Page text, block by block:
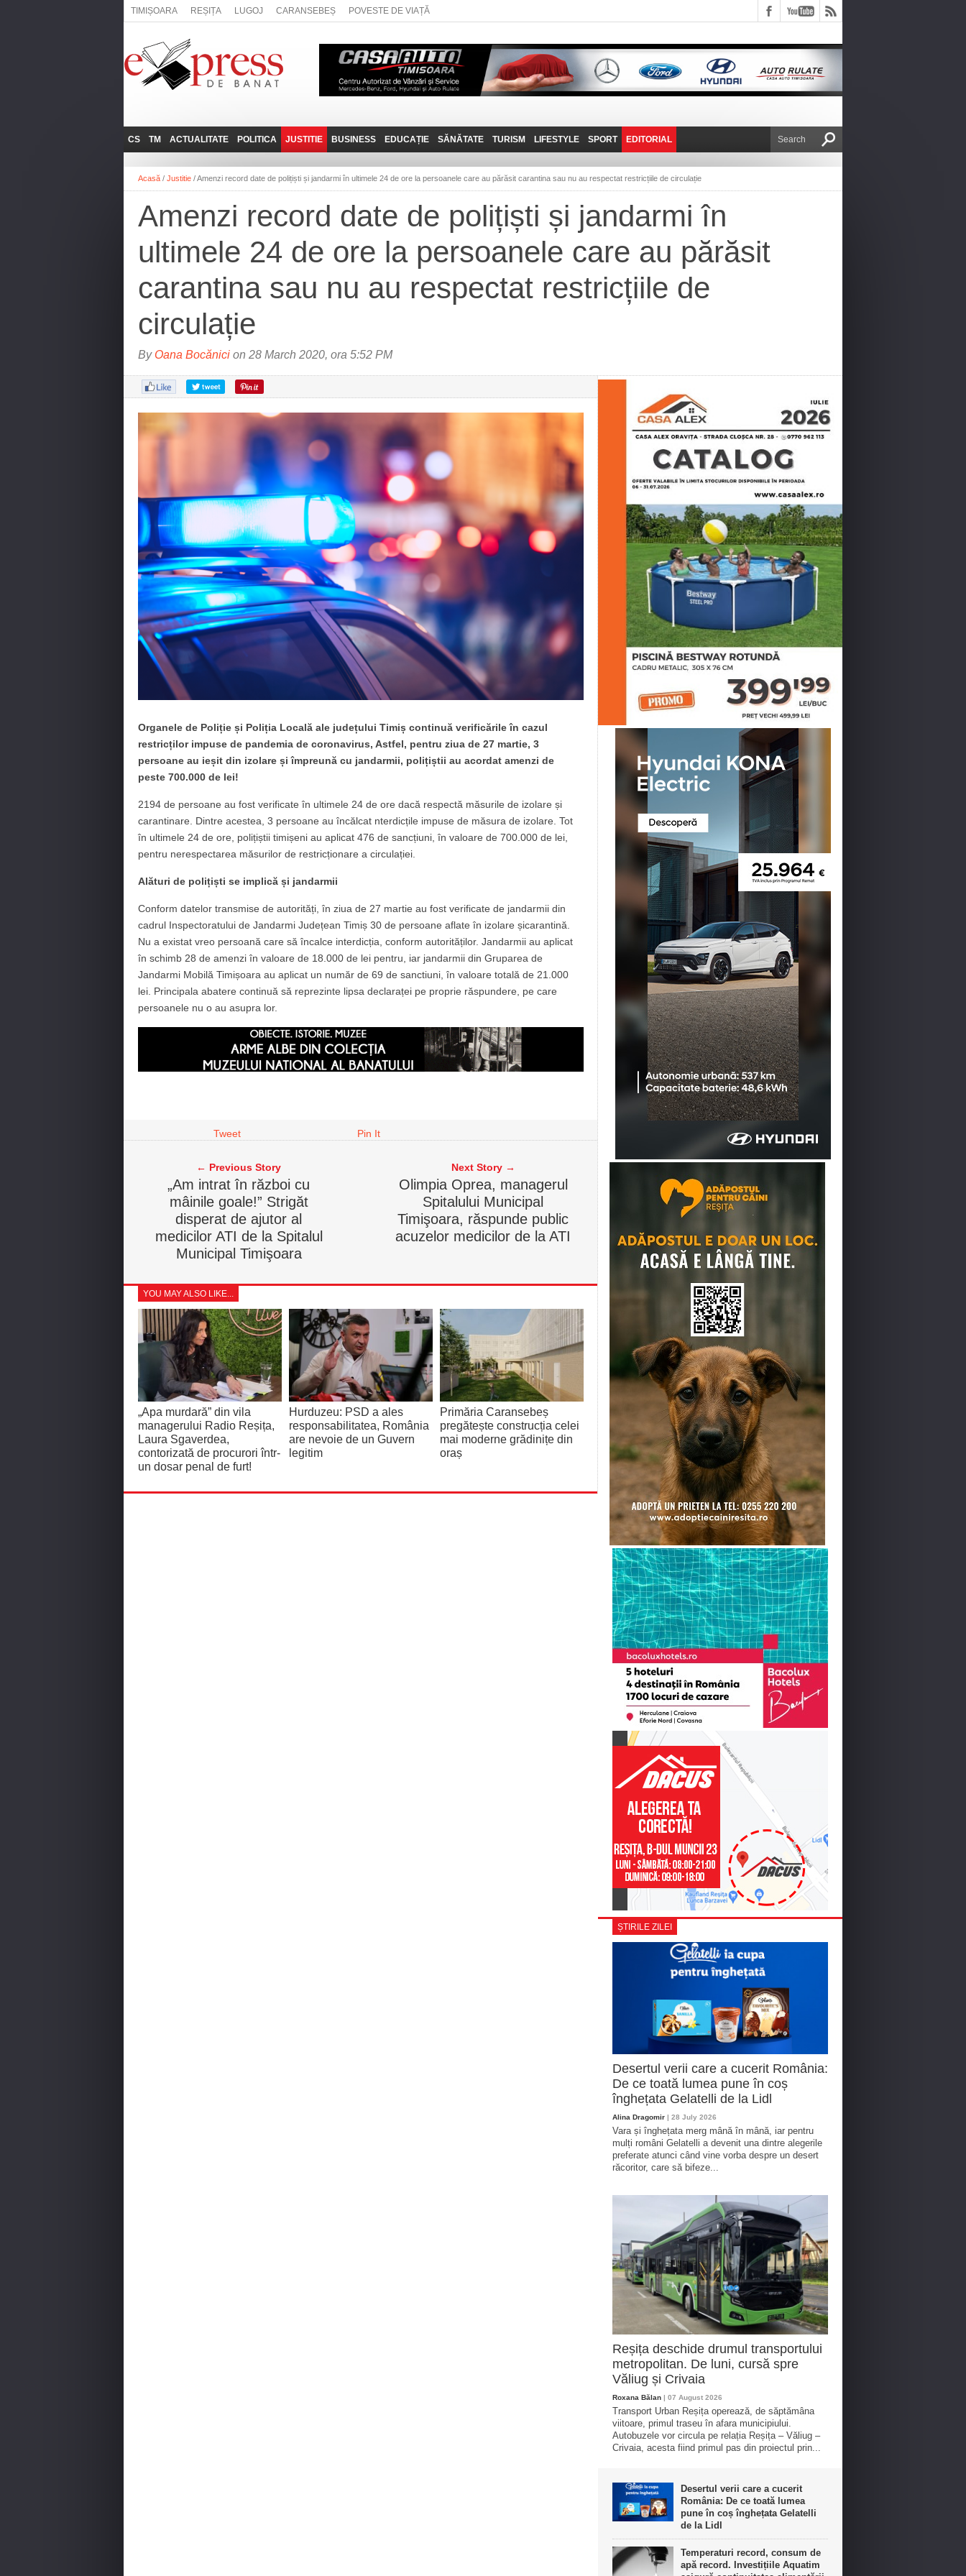
TIMIȘOARA REȘIȚA LUGOJ CARANSEBEȘ POVESTE DE VIAȚĂ
CS
REȘIȚA
CARANSEBEȘ
ANINA
BOCŞA
ORAVIȚA
OȚELU ROŞU
TM
LUGOJ
TIMIȘOARA
ACTUALITATE
ADMINISTRATIE
NAȚIONAL
SOCIAL
POLITICA
EXPRESSLIVE
INTERVIURILE
JUSTITIE BUSINESS
JOB-URI
TEHNIT
EDUCAȚIE SĂNĂTATE TURISM
PRIN MUNȚII
BANATULUI
FANTASTICUL BANAT
TRAVEL VLOG
LIFESTYLE
POVESTE DE VIAȚĂ
SPORT EDITORIAL
DE VICTOR NAFIRU
Acasă / Justitie /Amenzi record date de polițiști și jandarmi în ultimele 24 de ore la persoanele care au părăsit carantina sau nu au respectat restricțiile de circulație
Amenzi record date de polițiști și jandarmi în
ultimele 24 de ore la persoanele care au părăsit
carantina sau nu au respectat restricțiile de
circulație
By Oana Bocănici on 28 March 2020, ora 5:52 PM
Organele de Poliție și Poliția Locală ale județului Timiș continuă verificările în cazul
restricților impuse de pandemia de coronavirus, Astfel, pentru ziua de 27 martie, 3
persoane au ieșit din izolare și împreună cu jandarmii, polițiștii au acordat amenzi de
peste 700.000 de lei!
2194 de persoane au fost verificate în ultimele 24 de ore dacă respectă măsurile de izolare și
carantinare. Dintre acestea, 3 persoane au încălcat nterdicțile impuse de măsura de izolare. Tot
în ultimele 24 de ore, polițiștii timișeni au aplicat 476 de sancțiuni, în valoare de 700.000 de lei,
pentru nerespectarea măsurilor de restricționare a circulației.
Alături de polițiști se implică și jandarmii
Conform datelor transmise de autorități, în ziua de 27 martie au fost verificate de jandarmii din
cadrul Inspectoratului de Jandarmi Județean Timiș 30 de persoane aflate în izolare șicarantină.
Nu a existat vreo persoană care să încalce interdicția, conform autorităților. Jandarmii au aplicat
în schimb 28 de amenzi în valoare de 18.000 de lei pentru, iar jandarmii din Gruparea de
Jandarmi Mobilă Timișoara au aplicat un număr de 69 de sanctiuni, în valoare totală de 21.000
lei. Principala abatere continuă să reprezinte lipsa declaraței pe proprie răspundere, pe care
persoanele nu o au asupra lor.
Tweet Pin It
← Previous Story
„Am intrat în război cu
mâinile goale!” Strigăt
disperat de ajutor al
medicilor ATI de la Spitalul
Municipal Timişoara
Next Story →
Olimpia Oprea, managerul
Spitalului Municipal
Timişoara, răspunde public
acuzelor medicilor de la ATI
YOU MAY ALSO LIKE...
„Apa murdară” din vila
managerului Radio Reșița,
Laura Sgaverdea,
contorizată de procurori într-
un dosar penal de furt!
Hurduzeu: PSD a ales
responsabilitatea, România
are nevoie de un Guvern
legitim
Primăria Caransebeș
pregătește construcția celei
mai moderne grădinițe din
oraș
ȘTIRILE ZILEI
Desertul verii care a cucerit România:
De ce toată lumea pune în coș
înghețata Gelatelli de la Lidl
Alina Dragomir | 28 July 2026
Vara și înghețata merg mână în mână, iar pentru
mulți români Gelatelli a devenit una dintre alegerile
preferate atunci când vine vorba despre un desert
răcoritor, care să bifeze...
Reșița deschide drumul transportului
metropolitan. De luni, cursă spre
Văliug și Crivaia
Roxana Bălan | 07 August 2026
Transport Urban Reșița operează, de săptămâna
viitoare, primul traseu în afara municipiului.
Autobuzele vor circula pe relația Reșița – Văliug –
Crivaia, acesta fiind primul pas din proiectul prin...
Desertul verii care a cucerit
România: De ce toată lumea
pune în coș înghețata Gelatelli
de la Lidl
Temperaturi record, consum de
apă record. Investițiile Aquatim